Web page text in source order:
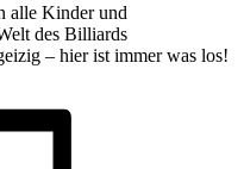
alle Kinder und
des Billiards
– hier ist immer was los!